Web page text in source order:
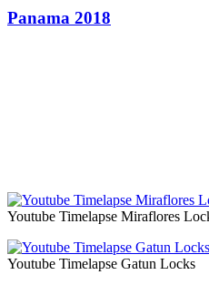
Panama 2018
Youtube Timelapse Miraflores
Youtube Timelapse Gatun Locks